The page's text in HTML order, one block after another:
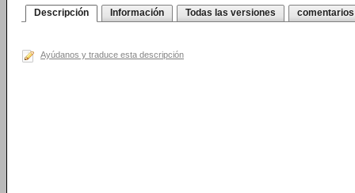
Descripción Información Todas las versiones comentarios
Ayúdanos y traduce esta descripción